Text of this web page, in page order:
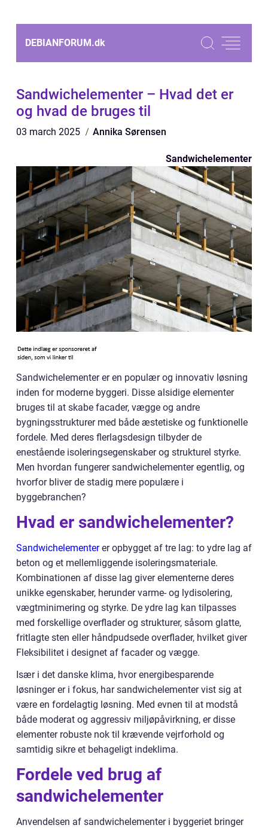
DEBIANFORUM.dk
Sandwichelementer – Hvad det er
og hvad de bruges til
03 march 2025 Annika Sørensen
Sandwichelementer
Sandwichelementer er en populær og innovativ løsning
inden for moderne byggeri. Disse alsidige elementer
bruges til at skabe facader, vægge og andre
bygningsstrukturer med både æstetiske og funktionelle
fordele. Med deres flerlagsdesign tilbyder de
enestående isoleringsegenskaber og strukturel styrke.
Men hvordan fungerer sandwichelementer egentlig, og
hvorfor bliver de stadig mere populære i
byggebranchen?
Hvad er sandwichelementer?
Sandwichelementerer opbygget af tre lag: to ydre lag af
beton og et mellemliggende isoleringsmateriale.
Kombinationen af disse lag giver elementerne deres
unikke egenskaber, herunder varme- og lydisolering,
vægtminimering og styrke. De ydre lag kan tilpasses
med forskellige overflader og strukturer, såsom glatte,
fritlagte sten eller håndpudsede overflader, hvilket giver
Fleksibilitet i designet af facader og vægge.
Især i det danske klima, hvor energibesparende
løsninger er i fokus, har sandwichelementer vist sig at
være en fordelagtig løsning. Med evnen til at modstå
både moderat og aggressiv miljøpåvirkning, er disse
elementer robuste nok til krævende vejrforhold og
samtidig sikre et behageligt indeklima.
Fordele ved brug af
sandwichelementer
Anvendelsen af sandwichelementer i byggeriet bringer